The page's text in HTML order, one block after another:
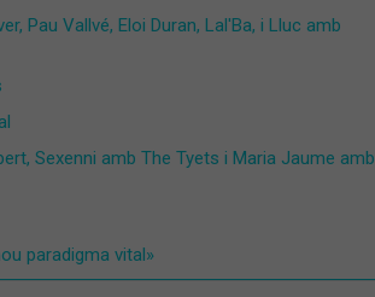
Pau Vallvé, Eloi Duran, Lal'Ba, i Lluc amb
Sexenni amb The Tyets i Maria Jaume amb
paradigma vital»